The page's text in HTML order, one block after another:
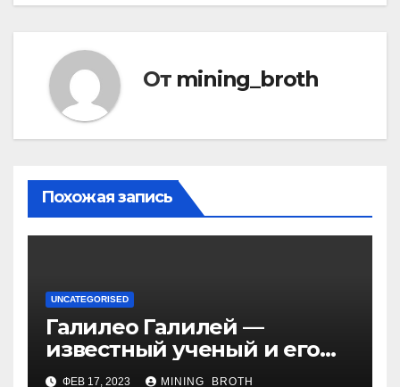
От mining_broth
Похожая запись
UNCATEGORISED
Галилео Галилей —
известный ученый и его
открытия — краткая
ФЕВ 17, 2023 MINING_BROTH